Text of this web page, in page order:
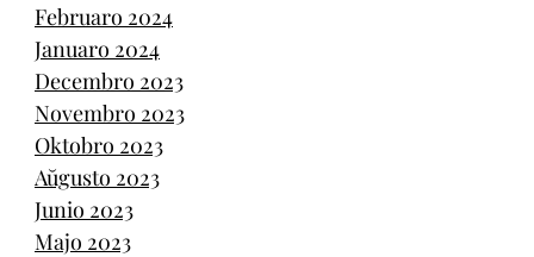
Februaro 2024
Januaro 2024
Decembro 2023
Novembro 2023
Oktobro 2023
Aŭgusto 2023
Junio 2023
Majo 2023